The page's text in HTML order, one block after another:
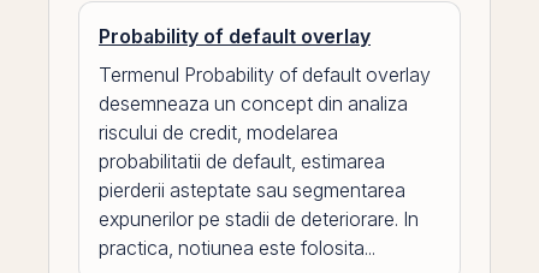
Probability of default overlay
Termenul Probability of default overlay
desemneaza un concept din analiza
riscului de credit, modelarea
probabilitatii de default, estimarea
pierderii asteptate sau segmentarea
expunerilor pe stadii de deteriorare. In
practica, notiunea este folosita...